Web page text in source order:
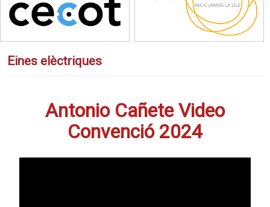
Eines elèctriques
Antonio Cañete Video
Convenció 2024